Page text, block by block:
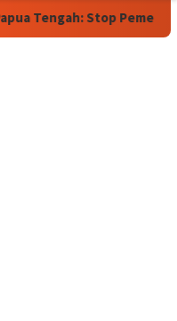
Tengah: Stop